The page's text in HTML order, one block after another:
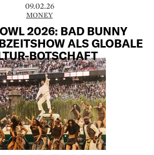
09.02.26
MONEY
2026: BAD BUNNY
ALS GLOBALE
BOTSCHAFT